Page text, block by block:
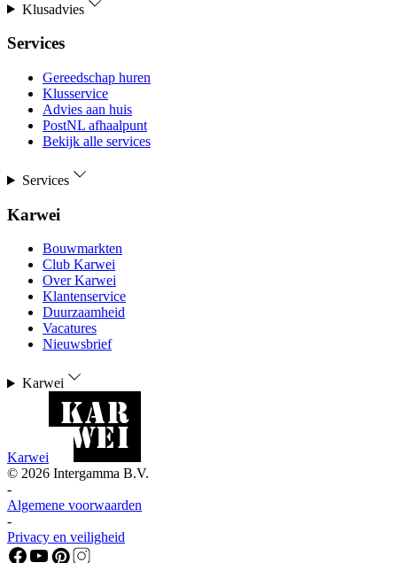
Klusadvies
Services
Gereedschap huren
Klusservice
Advies aan huis
PostNL afhaalpunt
Bekijk alle services
Services
Karwei
Bouwmarkten
Club Karwei
Over Karwei
Klantenservice
Duurzaamheid
Vacatures
Nieuwsbrief
Karwei
Karwei
© 2026 Intergamma B.V.
-
Algemene voorwaarden
-
Privacy en veiligheid